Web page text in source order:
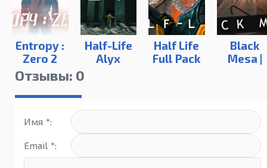
Entropy :
Zero 2
Half-Life
Alyx
Half Life
Full Pack
Black
Mesa |
Отзывы: 0
Имя *:
Email *: